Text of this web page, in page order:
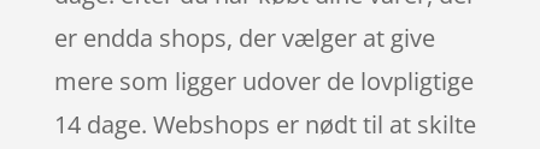
er endda shops, der vælger at give
mere som ligger udover de lovpligtige
14 dage. Webshops er nødt til at skilte